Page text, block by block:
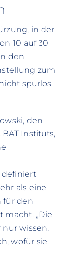
in der
10 auf 30
den
zum
spurlos
den
Instituts,
definiert
als eine
für den
macht. „Die
wissen,
wofür sie